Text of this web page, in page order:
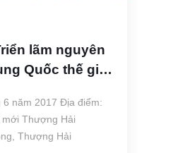
lãm nguyên
Quốc thế giới
6 năm 2017 Địa điểm:
Thượng Hải
Thượng Hải